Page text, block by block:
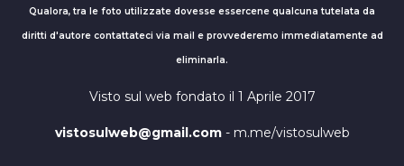
Qualora, tra le foto utilizzate dovesse essercene qualcuna tutelata da
diritti d'autore contattateci via mail e provvederemo immediatamente ad
eliminarla.
Visto sul web fondato il 1 Aprile 2017
vistosulweb@gmail.com- m.me/vistosulweb